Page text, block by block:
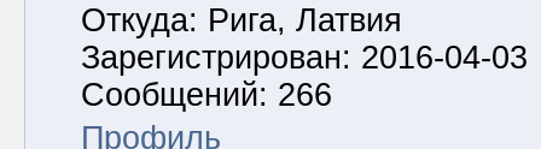
Откуда: Рига, Латвия
Зарегистрирован: 2016-04-03
Сообщений: 266
Профиль